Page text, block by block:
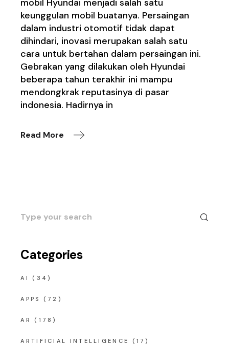
mobil Hyundai menjadi salah satu
keunggulan mobil buatanya. Persaingan
dalam industri otomotif tidak dapat
dihindari, inovasi merupakan salah satu
cara untuk bertahan dalam persaingan ini.
Gebrakan yang dilakukan oleh Hyundai
beberapa tahun terakhir ini mampu
mendongkrak reputasinya di pasar
indonesia. Hadirnya in
Read More
Search
for:
Categories
AI (34)
APPS (72)
AR (178)
ARTIFICIAL INTELLIGENCE (17)